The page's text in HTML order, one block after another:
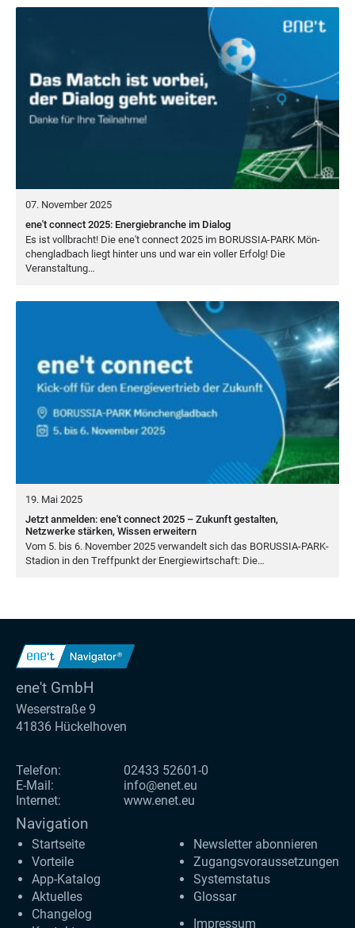
07. November 2025
ene't connect 2025: Energiebranche im Dialog
Es ist voll­bracht! Die ene't con­nect 2025 im BORUS­SIA-PARK Mön­
chen­glad­bach liegt hin­ter uns und war ein vol­ler Erfolg! Die
Veranstaltung…
19. Mai 2025
Jetzt anmelden: ene't connect 2025 – Zukunft gestalten,
Netzwerke stärken, Wissen erweitern
Vom 5. bis 6. Novem­ber2025 ver­wan­delt sich das BORUS­SIA-PARK-
Sta­di­on in den Treff­punkt der Ener­gie­wirt­schaft: Die…
ene't GmbH
Weserstraße 9
41836 Hückelhoven
Telefon:
02433 52601-0
E-Mail:
info@enet.eu
Internet:
www.enet.eu
Navigation
Startseite
Vorteile
App-Katalog
Aktuelles
Changelog
Newsletter abonnieren
Zugangs­voraus­setzungen
Systemstatus
Glossar
Impressum